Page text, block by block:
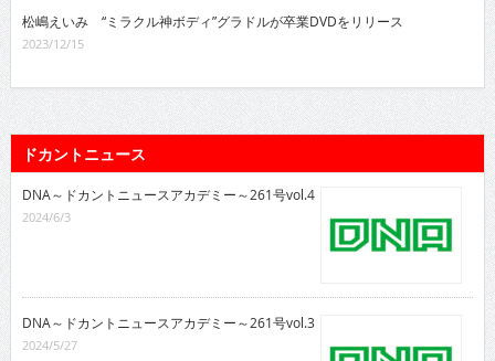
松嶋えいみ “ミラクル神ボディ”グラドルが卒業DVDをリリース
2023/12/15
ドカントニュース
DNA～ドカントニュースアカデミー～261号vol.4
2024/6/3
DNA～ドカントニュースアカデミー～261号vol.3
2024/5/27